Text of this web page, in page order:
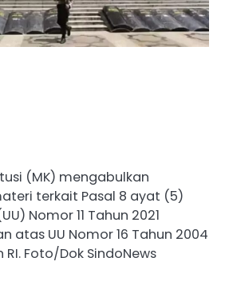
(MK) mengabulkan
terkait Pasal 8 ayat (5)
Nomor 11 Tahun 2021
atas UU Nomor 16 Tahun 2004
Foto/Dok SindoNews